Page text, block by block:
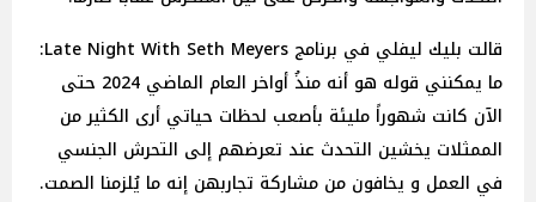
قالت بليك ليفلي في برنامج Late Night With Seth Meyers:
ما يمكنني قوله هو أنه منذُ أواخر العام الماضي 2024 حتى
الآن كانت شهوراً مليئة بأصعب لحظات حياتي أرى الكثير من
الممثلات يخشين التحدث عند تعرضهم إلى التحرش الجنسي
في العمل و يخافون من مشاركة تجاربهن إنه ما يُلزمنا الصمت.